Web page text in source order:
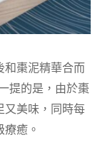
和棗泥精華合而
提的是，由於棗
又美味，同時每
癒。